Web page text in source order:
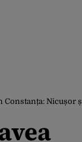
spună că nu știe când a primit informațiile